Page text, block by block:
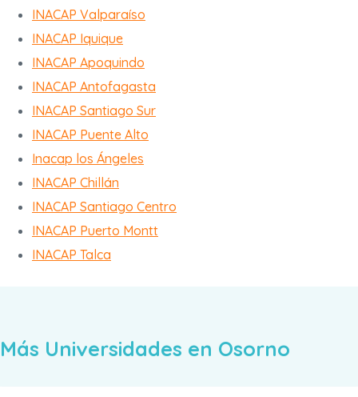
INACAP Valparaíso
INACAP Iquique
INACAP Apoquindo
INACAP Antofagasta
INACAP Santiago Sur
INACAP Puente Alto
Inacap los Ángeles
INACAP Chillán
INACAP Santiago Centro
INACAP Puerto Montt
INACAP Talca
Más Universidades en Osorno